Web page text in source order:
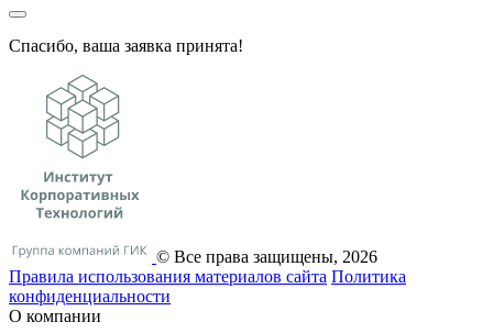
Спасибо, ваша заявка принята!
© Все права защищены, 2026
Правила использования материалов сайта Политика
конфиденциальности
О компании